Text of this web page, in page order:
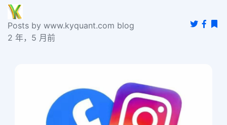
Posts by www.kyquant.com blog
2 年，5 月前